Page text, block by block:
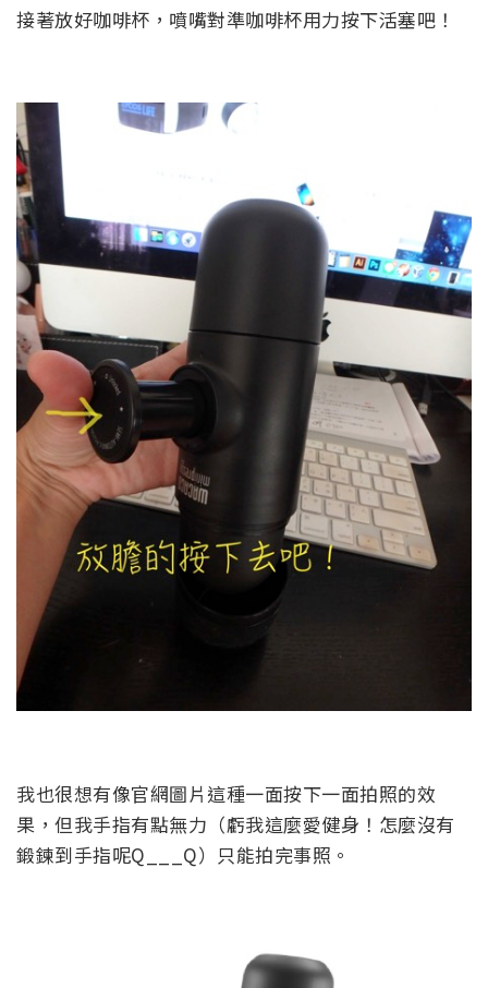
接著放好咖啡杯，噴嘴對準咖啡杯用力按下活塞吧！
我也很想有像官網圖片這種一面按下一面拍照的效
果，但我手指有點無力（虧我這麼愛健身！怎麼沒有
鍛鍊到手指呢Q___Q）只能拍完事照。